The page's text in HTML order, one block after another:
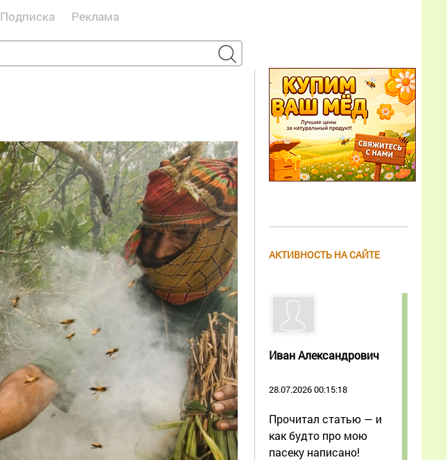
Подписка Реклама
АКТИВНОСТЬ НА САЙТЕ
Иван Александрович
28.07.2026 00:15:18
Прочитал статью — и
как будто про мою
пасеку написано!